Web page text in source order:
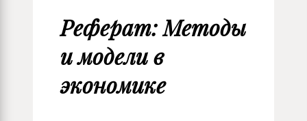
Реферат: Методы
и модели в
экономике